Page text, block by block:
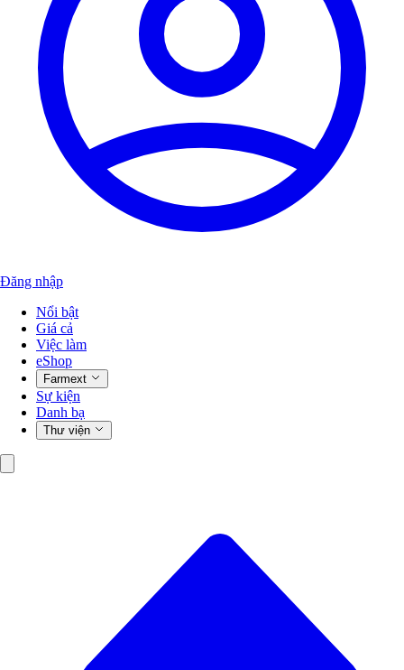
Đăng nhập
Nổi bật
Giá cả
Việc làm
eShop
Farmext
Sự kiện
Danh bạ
Thư viện